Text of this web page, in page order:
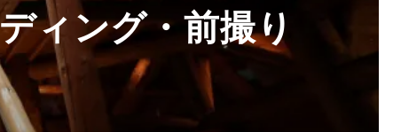
ィング・前撮り